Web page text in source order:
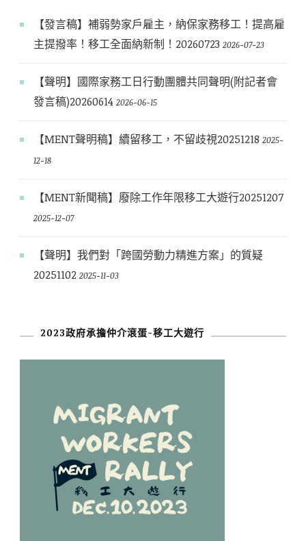
【發言稿】補弱勢家戶雇主，納保家務移工！提高雇
主提撥率！移工全面納新制！20260723 2026-07-23
【聲明】國際家務工日行動團體共同聲明(附記者會
發言稿)20260614 2026-06-15
【MENT聲明稿】續留移工，不留歧視20251218 2025-
12-18
【MENT新聞稿】廢除工作年限移工大遊行20251207
2025-12-07
【聲明】我們對「跨國勞動力精進方案」的質疑
20251102 2025-11-03
2023政府承擔仲介滾蛋-移工大遊行